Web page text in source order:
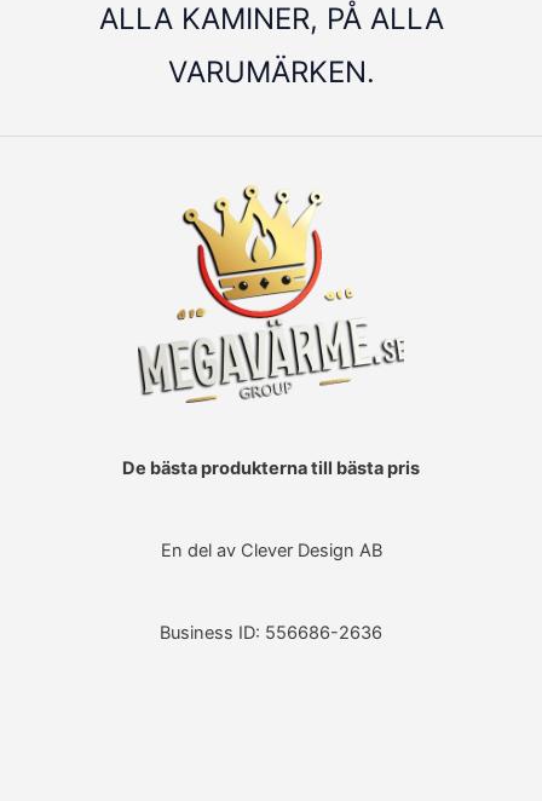
ALLA KAMINER, PÅ ALLA
VARUMÄRKEN.
De bästa produkterna till bästa pris
En del av Clever Design AB
Business ID: 556686-2636